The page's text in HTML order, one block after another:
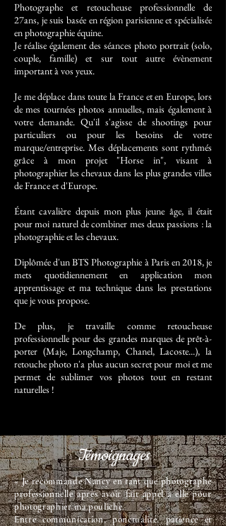
Photographe et retoucheuse professionnelle de
27ans, je suis basée en région parisienne et spécialisée
en photographie équine.
Je réalise également des séances photo portrait (solo,
couple, famille) et sur tout autre évènement
important à vos yeux.
Je me déplace dans toute la France et en Europe, lors
de mes tournées photos annuelles, mais également à
votre demande. Qu'il s'agisse de shootings pour
particuliers ou pour les besoins de votre
marque/entreprise. Mes déplacements sont rythmés
grâce à mon projet "Horse in", visant à
photographier les chevaux dans les plus grandes villes
de France et d'Europe.
Étant cavalière depuis mon plus jeune âge, il était
pour moi naturel de combiner mes deux passions : la
photographie et les chevaux.
Diplômée d'un BTS Photographie à Paris en 2018, je
mets quotidiennement en application mon
apprentissage et ma technique dans les prestations
que je vous propose.
De plus, je travaille comme retoucheuse
professionnelle pour des grandes marques de prêt-à-
porter (Maje, Longchamp, Chanel, Lacoste...), la
retouche photo n'a plus aucun secret pour moi et me
permet de sublimer vos photos tout en restant
naturelles !
Témoignages
« Je recommande Nancy en tant que photographe
professionnelle après avoir fait appel à elle pour
photographier ma pouliche.
Entre communication, ponctualité, patience et